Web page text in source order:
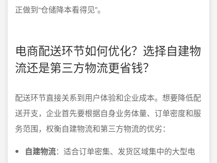
正做到“仓储降本看得见”。
电商配送环节如何优化？选择自建物
流还是第三方物流更省钱？
配送环节直接关系到用户体验和企业成本。想要降低配
送开支，企业首先要根据自身业务体量、订单密度和服
务范围，权衡自建物流和第三方物流的优劣：
自建物流：适合订单密集、发货区域集中的大型电